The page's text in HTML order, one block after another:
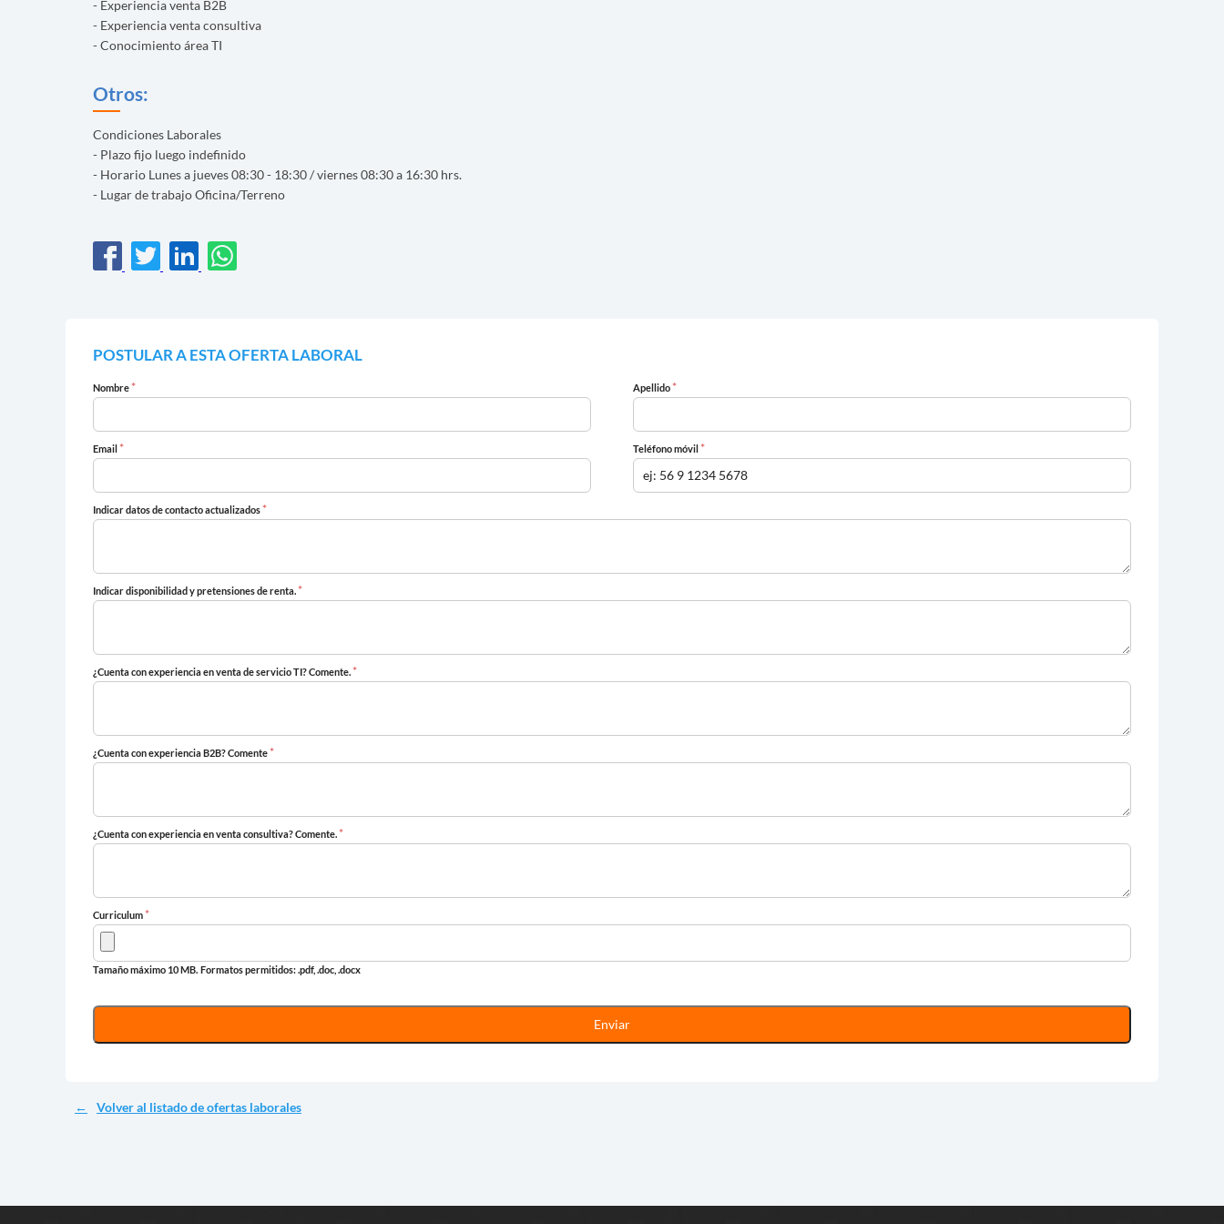
- Experiencia venta B2B
- Experiencia venta consultiva
- Conocimiento área TI
Otros:
Condiciones Laborales
- Plazo fijo luego indefinido
- Horario Lunes a jueves 08:30 - 18:30 / viernes 08:30 a 16:30 hrs.
- Lugar de trabajo Oficina/Terreno
POSTULAR A ESTA OFERTA LABORAL
Nombre * Apellido *
Email * Teléfono móvil *
Indicar datos de contacto actualizados *
Indicar disponibilidad y pretensiones de renta. *
¿Cuenta con experiencia en venta de servicio TI? Comente. *
¿Cuenta con experiencia B2B? Comente *
¿Cuenta con experiencia en venta consultiva? Comente. *
Curriculum *
Tamaño máximo 10 MB. Formatos permitidos: .pdf, .doc, .docx
Volver al listado de ofertas laborales